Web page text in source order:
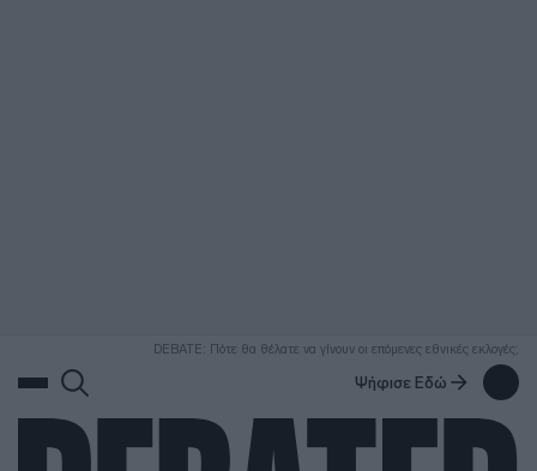
DEBATE: Πότε θα θέλατε να γίνουν οι επόμενες εθνικές εκλογές;
Ψήφισε Εδώ